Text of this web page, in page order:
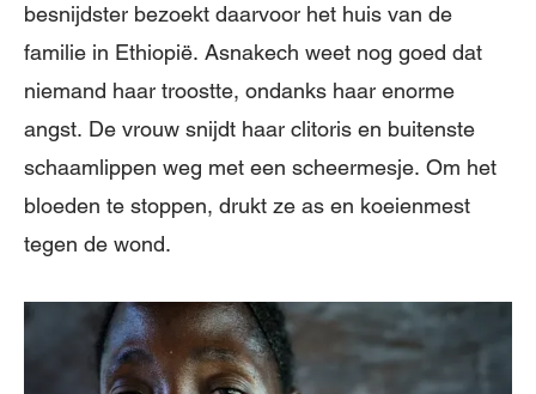
besnijdster bezoekt daarvoor het huis van de
familie in Ethiopië. Asnakech weet nog goed dat
niemand haar troostte, ondanks haar enorme
angst. De vrouw snijdt haar clitoris en buitenste
schaamlippen weg met een scheermesje. Om het
bloeden te stoppen, drukt ze as en koeienmest
tegen de wond.